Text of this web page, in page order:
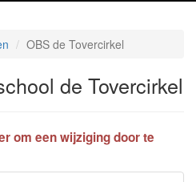
OBS de Tovercirkel
de Tovercirkel
om een wijziging door te